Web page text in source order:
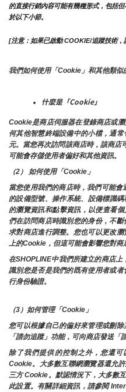
的直接行銷內容可能有幾種形式，包括
於以下小節。
[注意：如果已啟動 COOKIE/追蹤技術，
我們如何使用「Cookie」和其他類似
什麼是「Cookie」
Cookie是商店伺服器在登錄商店或
何其他智慧終端設備中的小檔，通
元。當您再次訪問該商店時，該商
可能會存儲使用者偏好和其他資訊。
（2） 如何使用「Cookie」
當您使用我們的商店時，我們可能
的設備型號、操作系統、設備標識
的瀏覽資訊和點擊資訊，以便查看
們在訪問商店時識別您的身份，不
求對商店進行調整。您也可以更改
上的Cookie，但這可能會影響您對商
在SHOPLINE中我們所建立的商店
識別您是否是我們的既有使用者或
行身份驗證。
（3）如何管理「Cookie」
您可以根據自己的偏好來管理或刪
「請勿追蹤」功能，可向商店發送「
除了我們提供的控制之外，您還
Cookie。大多數互聯網瀏覽器還允
三方 Cookie。默認情況下，大多數
此設置。有關詳細資訊，請參閱